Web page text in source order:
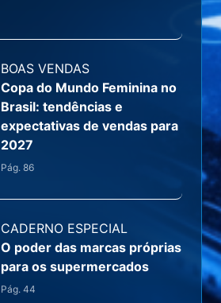
BOAS VENDAS
Copa do Mundo Feminina no
Brasil: tendências e
expectativas de vendas para
2027
Pág. 86
CADERNO ESPECIAL
O poder das marcas próprias
para os supermercados
Pág. 44